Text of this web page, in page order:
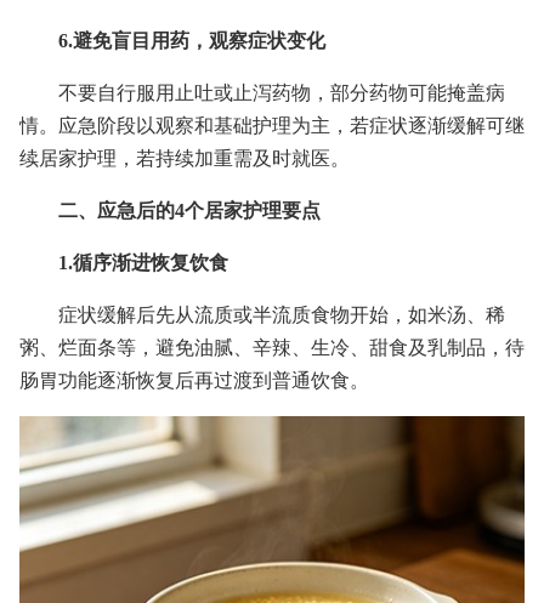
6.避免盲目用药，观察症状变化
不要自行服用止吐或止泻药物，部分药物可能掩盖病
情。应急阶段以观察和基础护理为主，若症状逐渐缓解可继
续居家护理，若持续加重需及时就医。
二、应急后的4个居家护理要点
1.循序渐进恢复饮食
症状缓解后先从流质或半流质食物开始，如米汤、稀
粥、烂面条等，避免油腻、辛辣、生冷、甜食及乳制品，待
肠胃功能逐渐恢复后再过渡到普通饮食。